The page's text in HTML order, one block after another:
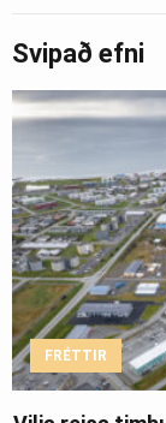
Svipað efni
FRÉTTIR